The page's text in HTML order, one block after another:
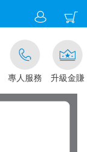
專人服務 升級金賺